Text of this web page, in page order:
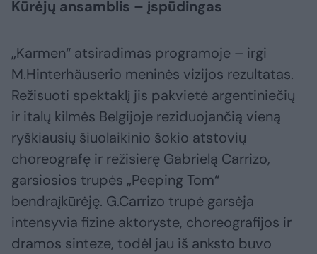
Kūrėjų ansamblis – įspūdingas
„Karmen“ atsiradimas programoje – irgi
M.Hinterhäuserio meninės vizijos rezultatas.
Režisuoti spektaklį jis pakvietė argentiniečių
ir italų kilmės Belgijoje reziduojančią vieną
ryškiausių šiuolaikinio šokio atstovių
choreografę ir režisierę Gabrielą Carrizo,
garsiosios trupės „Peeping Tom“
bendraįkūrėję. G.Carrizo trupė garsėja
intensyvia fizine aktoryste, choreografijos ir
dramos sinteze, todėl jau iš anksto buvo